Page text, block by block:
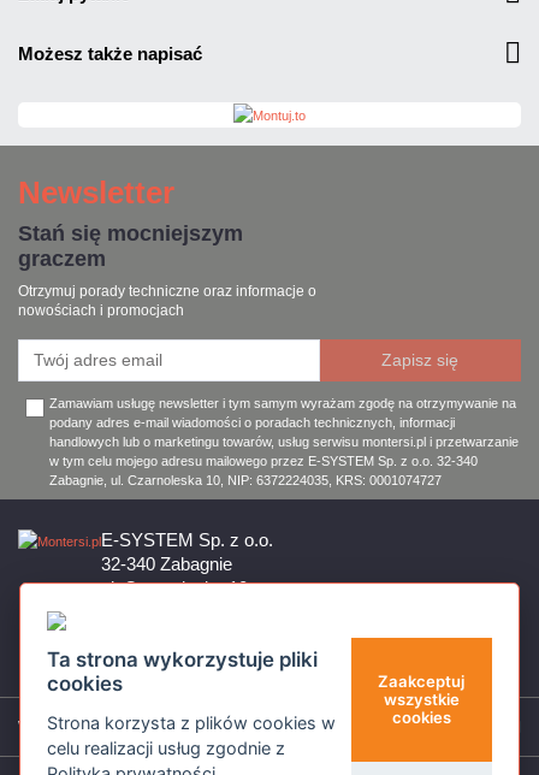
możesz także napisać
Newsletter
Stań się mocniejszym
graczem
Otrzymuj porady techniczne oraz informacje o
nowościach i promocjach
Zamawiam usługę newsletter i tym samym wyrażam zgodę na otrzymywanie na
podany adres e-mail wiadomości o poradach technicznych, informacji
handlowych lub o marketingu towarów, usług serwisu montersi.pl i przetwarzanie
w tym celu mojego adresu mailowego przez E-SYSTEM Sp. z o.o. 32-340
Zabagnie, ul. Czarnoleska 10, NIP: 6372224035, KRS: 0001074727
E-SYSTEM Sp. z o.o.
32-340 Zabagnie
ul. Czarnoleska 10
sklep@montersi.pl
Wsparcie
Ta strona wykorzystuje pliki
cookies
Strona korzysta z plików cookies w
celu realizacji usług zgodnie z
Zaakceptuj
wszystkie
cookies